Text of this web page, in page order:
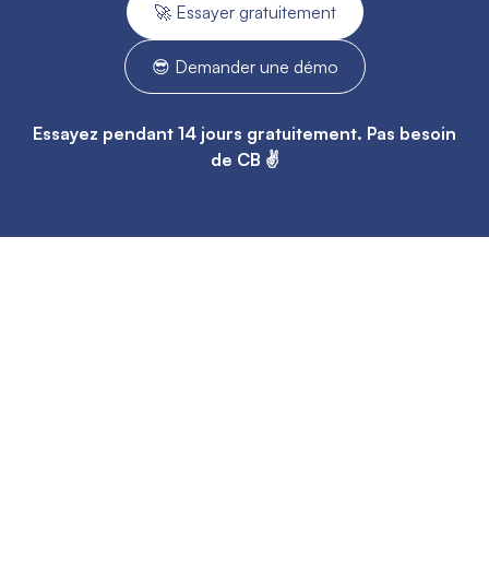
🚀 Essayer gratuitement
😎 Demander une démo
Essayez pendant 14 jours gratuitement. Pas besoin
de CB ✌️